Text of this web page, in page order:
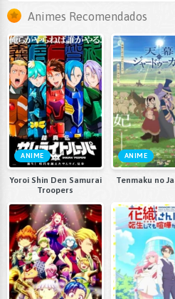
Animes Recomendados
ANIME
Yoroi Shin Den Samurai
Troopers
ANIME
Tenmaku no